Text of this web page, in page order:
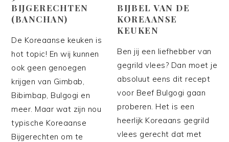
BIJGERECHTEN
(BANCHAN)
De Koreaanse keuken is
hot topic! En wij kunnen
ook geen genoegen
krijgen van Gimbab,
Bibimbap, Bulgogi en
meer. Maar wat zijn nou
typische Koreaanse
Bijgerechten om te
BIJBEL VAN DE
KOREAANSE
KEUKEN
Ben jij een liefhebber van
gegrild vlees? Dan moet je
absoluut eens dit recept
voor Beef Bulgogi gaan
proberen. Het is een
heerlijk Koreaans gegrild
vlees gerecht dat met